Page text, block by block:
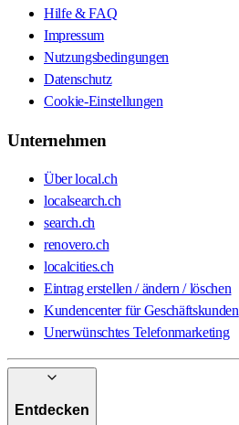
Hilfe & FAQ
Impressum
Nutzungsbedingungen
Datenschutz
Cookie-Einstellungen
Unternehmen
Über local.ch
localsearch.ch
search.ch
renovero.ch
localcities.ch
Eintrag erstellen / ändern / löschen
Kundencenter für Geschäftskunden
Unerwünschtes Telefonmarketing
Entdecken